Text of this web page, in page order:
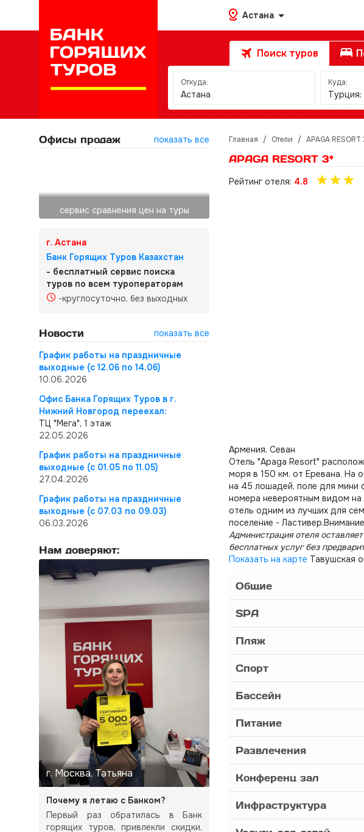
Астана
Поиск туров
Откуда:
Астана
Куда:
Офисы продаж показать все
сервис сравнения цен на туры
г. Астана
Банк Горящих Туров Казахстан
- бесплатный сервис поиска
туров по всем туроператорам
-круглосуточно, без выходных
Новости
показать все
График работы на праздничные
выходные (с 12.06 по 14.06)
10.06.2026
Офис Банка Горящих Туров в г.
Нижний Новгород переехал:
ТЦ "Мега", 1 этаж
22.05.2026
График работы на праздничные
выходные (с 01.05 по 11.05)
27.04.2026
График работы на праздничные
выходные (с 07.03 по 09.03)
06.03.2026
Нам доверяют:
г. Москва, Татьяна
Почему я летаю с Банком?
Первый раз обратилась в Банк
горящих туров, привлекли скидки,
Главная / Отели / APAGA RESORT
APAGA RESORT 3*
Рейтинг отеля: 4.8
Армения, Севан
Отель "Apaga Resort"
моря в 150 км. от Еревана. На
на 45 лошадей, поле для мини
номера невероятным видом на
отель одним из лучших для
поселение -
Администрация отеля
бесплатных услуг без
Показать на карте Тавушская
Общие
SPA
Пляж
Спорт
Бассейн
Питание
Развлечения
Конференц зал
Инфраструктура